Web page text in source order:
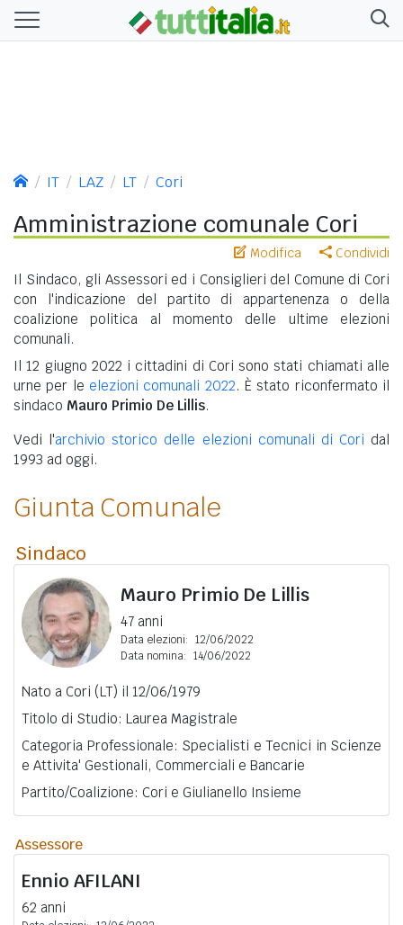
IT LAZ LT Cori
Amministrazione comunale Cori
Modifica Condividi
Il Sindaco, gli Assessori ed i Consiglieri del Comune di Cori
con l'indicazione del partito di appartenenza o della
coalizione politica al momento delle ultime elezioni
comunali.
Il 12 giugno 2022 i cittadini di Cori sono stati chiamati alle
urne per le elezioni comunali 2022. È stato riconfermato il
sindaco Mauro Primio De Lillis.
Vedi l'archivio storico delle elezioni comunali di Cori dal
1993 ad oggi.
Giunta Comunale
Sindaco
Mauro Primio De Lillis
47 anni
Data elezioni: 12/06/2022
Data nomina: 14/06/2022
Nato a Cori (LT) il 12/06/1979
Titolo di Studio: Laurea Magistrale
Categoria Professionale: Specialisti e Tecnici in Scienze
e Attivita' Gestionali, Commerciali e Bancarie
Partito/Coalizione: Cori e Giulianello Insieme
Assessore
Ennio AFILANI
62 anni